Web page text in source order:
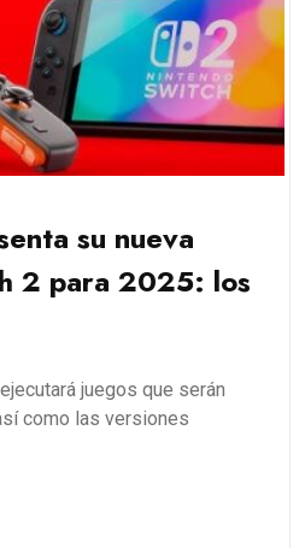
su nueva
2 para 2025: los
juegos que serán
como las versiones